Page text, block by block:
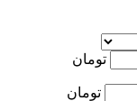
تومان
تومان